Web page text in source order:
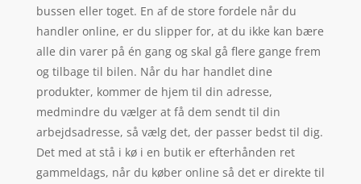
bussen eller toget. En af de store fordele når du
handler online, er du slipper for, at du ikke kan bære
alle din varer på én gang og skal gå flere gange frem
og tilbage til bilen. Når du har handlet dine
produkter, kommer de hjem til din adresse,
medmindre du vælger at få dem sendt til din
arbejdsadresse, så vælg det, der passer bedst til dig.
Det med at stå i kø i en butik er efterhånden ret
gammeldags, når du køber online så det er direkte til